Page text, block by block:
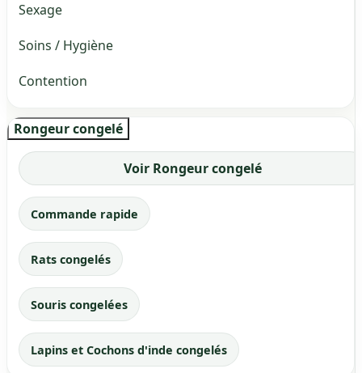
Sexage
Soins / Hygiène
Contention
Rongeur congelé
Voir Rongeur congelé
Commande rapide
Rats congelés
Souris congelées
Lapins et Cochons d'inde congelés